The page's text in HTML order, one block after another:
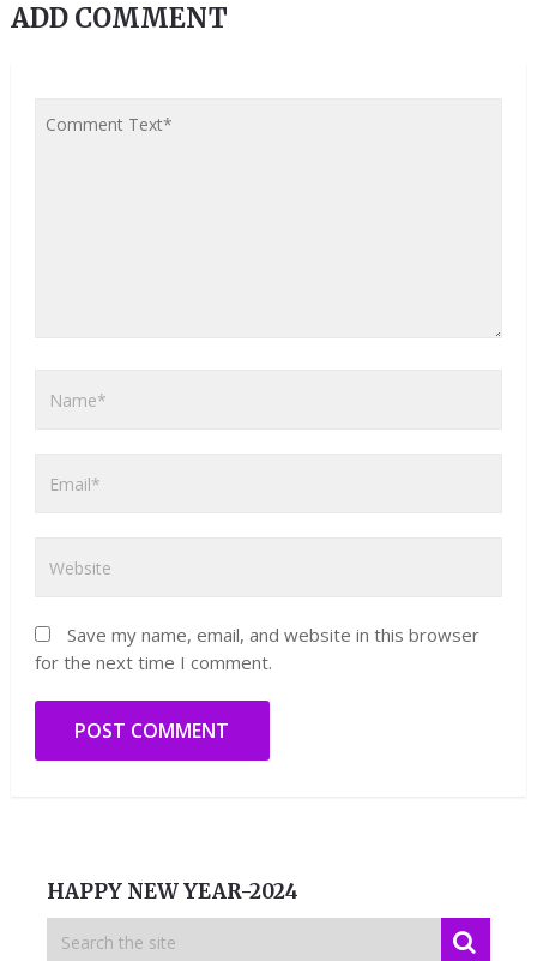
ADD COMMENT
Save my name, email, and website in this browser
for the next time I comment.
HAPPY NEW YEAR-2024